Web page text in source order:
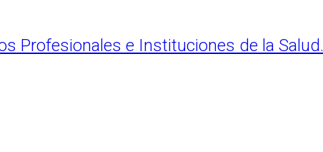
Profesionales e Instituciones de la Salud.